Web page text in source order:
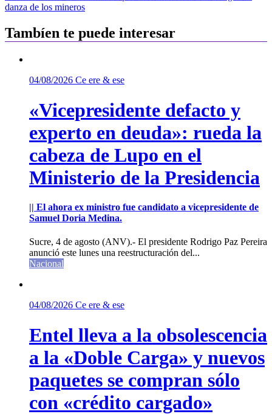
entradas
danza de los mineros
Tambíen te puede interesar
04/08/2026 Ce ere & ese
«Vicepresidente defacto y
experto en deuda»: rueda la
cabeza de Lupo en el
Ministerio de la Presidencia
|| El ahora ex ministro fue candidato a vicepresidente de
Samuel Doria Medina.
Sucre, 4 de agosto (ANV).- El presidente Rodrigo Paz Pereira
anunció este lunes una reestructuración del...
Nacional
04/08/2026 Ce ere & ese
Entel lleva a la obsolescencia
a la «Doble Carga» y nuevos
paquetes se compran sólo
con «crédito cargado»